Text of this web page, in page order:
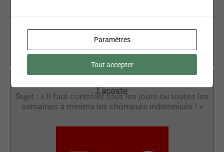
audio
Lacoste
Sujet : « Il faut contrôler tous les jours ou toutes les
semaines à minima les chômeurs indemnisés ! »
Paramètres
Tout accepter